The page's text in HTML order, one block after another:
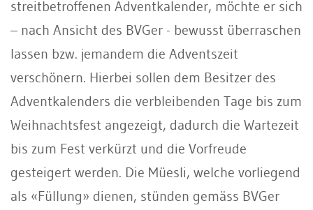
streitbetroffenen Adventkalender, möchte er sich
– nach Ansicht des BVGer - bewusst überraschen
lassen bzw. jemandem die Adventszeit
verschönern. Hierbei sollen dem Besitzer des
Adventkalenders die verbleibenden Tage bis zum
Weihnachtsfest angezeigt, dadurch die Wartezeit
bis zum Fest verkürzt und die Vorfreude
gesteigert werden. Die Müesli, welche vorliegend
als «Füllung» dienen, stünden gemäss BVGer